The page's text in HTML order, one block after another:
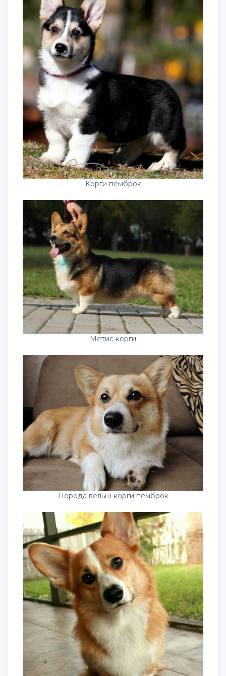
Корги пемброк
Метис корги
Порода вельш корги пемброк